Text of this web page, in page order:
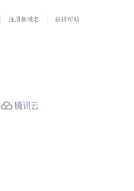
注册新域名 获得帮助